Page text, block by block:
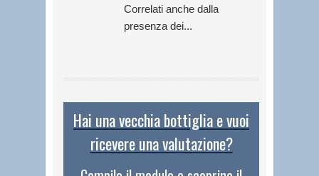
Correlati anche dalla
presenza dei...
Hai una vecchia bottiglia e vuoi
ricevere una valutazione?